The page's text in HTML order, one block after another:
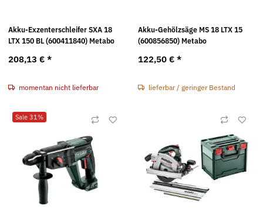
Akku-Exzenterschleifer SXA 18
LTX 150 BL (600411840) Metabo
208,13 € *
momentan nicht lieferbar
Akku-Gehölzsäge MS 18 LTX 15
(600856850) Metabo
122,50 € *
lieferbar / geringer Bestand
Sale 31%